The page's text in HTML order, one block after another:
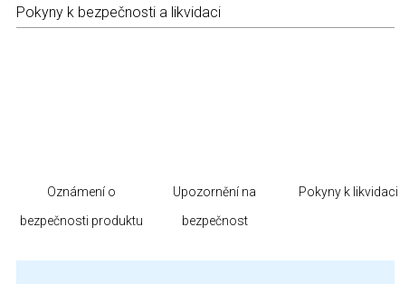
Pokyny k bezpečnosti a likvidaci
Oznámení o
bezpečnosti produktu
Upozornění na
bezpečnost
Pokyny k likvidaci